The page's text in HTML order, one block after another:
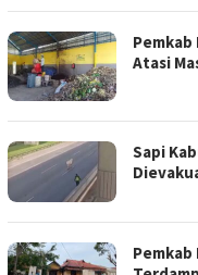
Pemkab
Atasi
Sapi